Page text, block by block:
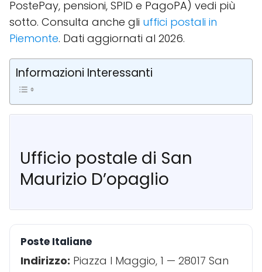
PostePay, pensioni, SPID e PagoPA) vedi più
sotto. Consulta anche gli uffici postali in
Piemonte. Dati aggiornati al 2026.
Informazioni Interessanti
Ufficio postale di San
Maurizio D’opaglio
Poste Italiane
Indirizzo: Piazza I Maggio, 1 — 28017 San